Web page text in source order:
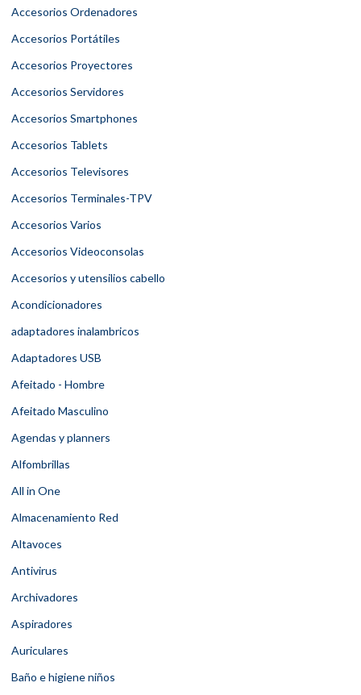
Accesorios Ordenadores
Accesorios Portátiles
Accesorios Proyectores
Accesorios Servidores
Accesorios Smartphones
Accesorios Tablets
Accesorios Televisores
Accesorios Terminales-TPV
Accesorios Varios
Accesorios Videoconsolas
Accesorios y utensilios cabello
Acondicionadores
adaptadores inalambricos
Adaptadores USB
Afeitado - Hombre
Afeitado Masculino
Agendas y planners
Alfombrillas
All in One
Almacenamiento Red
Altavoces
Antivirus
Archivadores
Aspiradores
Auriculares
Baño e higiene niños